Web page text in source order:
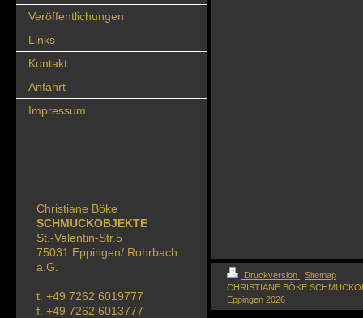
Veröffentlichungen
Links
Kontakt
Anfahrt
Impressum
Christiane Böke
SCHMUCKOBJEKTE
St.-Valentin-Str.5
75031 Eppingen/ Rohrbach
a.G.
t. +49 7262 6019777
f. +49 7262 6013777
Druckversion | Sitemap
CHRISTIANE BÖKE
Eppingen 2026